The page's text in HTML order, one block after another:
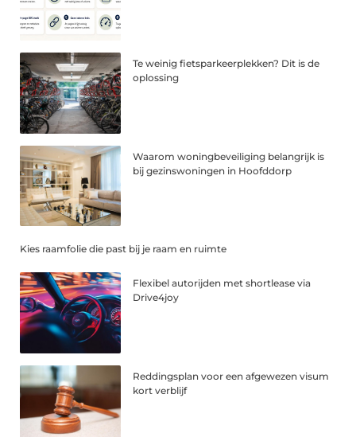
Te weinig fietsparkeerplekken? Dit is de
oplossing
Waarom woningbeveiliging belangrijk is
bij gezinswoningen in Hoofddorp
Kies raamfolie die past bij je raam en ruimte
Flexibel autorijden met shortlease via
Drive4joy
Reddingsplan voor een afgewezen visum
kort verblijf